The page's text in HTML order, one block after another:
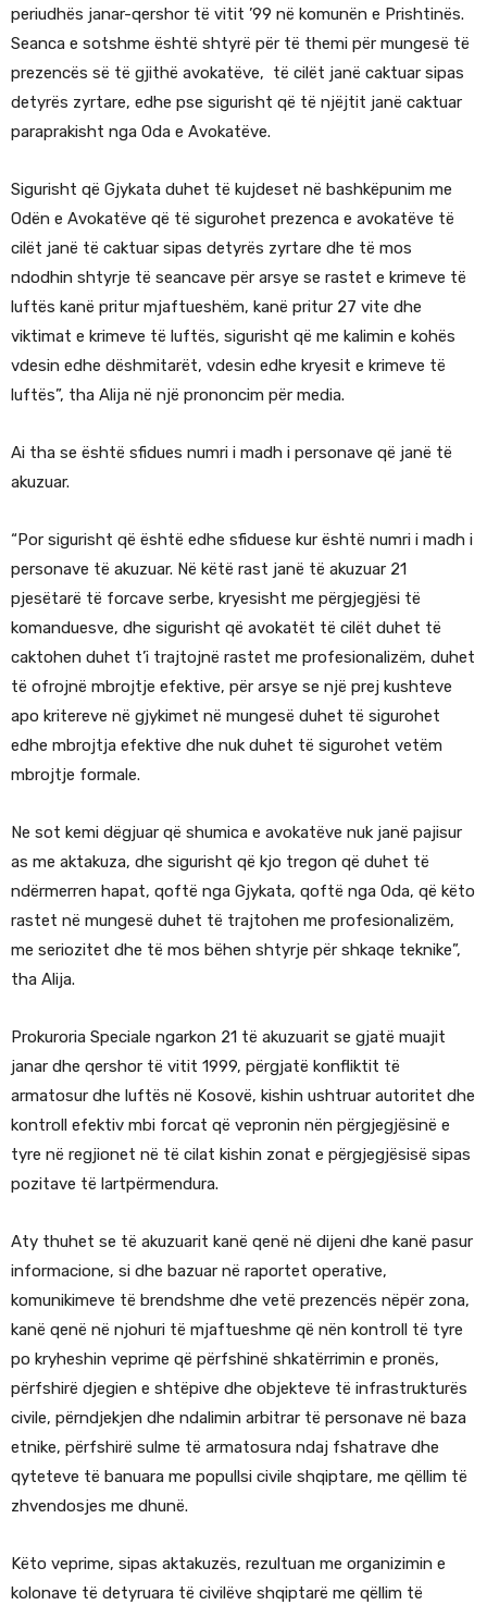
periudhës janar-qershor të vitit ’99 në komunën e Prishtinës.
Seanca e sotshme është shtyrë për të themi për mungesë të
prezencës së të gjithë avokatëve, të cilët janë caktuar sipas
detyrës zyrtare, edhe pse sigurisht që të njëjtit janë caktuar
paraprakisht nga Oda e Avokatëve.
Sigurisht që Gjykata duhet të kujdeset në bashkëpunim me
Odën e Avokatëve që të sigurohet prezenca e avokatëve të
cilët janë të caktuar sipas detyrës zyrtare dhe të mos
ndodhin shtyrje të seancave për arsye se rastet e krimeve të
luftës kanë pritur mjaftueshëm, kanë pritur 27 vite dhe
viktimat e krimeve të luftës, sigurisht që me kalimin e kohës
vdesin edhe dëshmitarët, vdesin edhe kryesit e krimeve të
luftës”, tha Alija në një prononcim për media.
Ai tha se është sfidues numri i madh i personave që janë të
akuzuar.
“Por sigurisht që është edhe sfiduese kur është numri i madh i
personave të akuzuar. Në këtë rast janë të akuzuar 21
pjesëtarë të forcave serbe, kryesisht me përgjegjësi të
komanduesve, dhe sigurisht që avokatët të cilët duhet të
caktohen duhet t’i trajtojnë rastet me profesionalizëm, duhet
të ofrojnë mbrojtje efektive, për arsye se një prej kushteve
apo kritereve në gjykimet në mungesë duhet të sigurohet
edhe mbrojtja efektive dhe nuk duhet të sigurohet vetëm
mbrojtje formale.
Ne sot kemi dëgjuar që shumica e avokatëve nuk janë pajisur
as me aktakuza, dhe sigurisht që kjo tregon që duhet të
ndërmerren hapat, qoftë nga Gjykata, qoftë nga Oda, që këto
rastet në mungesë duhet të trajtohen me profesionalizëm,
me seriozitet dhe të mos bëhen shtyrje për shkaqe teknike”,
tha Alija.
Prokuroria Speciale ngarkon 21 të akuzuarit se gjatë muajit
janar dhe qershor të vitit 1999, përgjatë konfliktit të
armatosur dhe luftës në Kosovë, kishin ushtruar autoritet dhe
kontroll efektiv mbi forcat që vepronin nën përgjegjësinë e
tyre në regjionet në të cilat kishin zonat e përgjegjësisë sipas
pozitave të lartpërmendura.
Aty thuhet se të akuzuarit kanë qenë në dijeni dhe kanë pasur
informacione, si dhe bazuar në raportet operative,
komunikimeve të brendshme dhe vetë prezencës nëpër zona,
kanë qenë në njohuri të mjaftueshme që nën kontroll të tyre
po kryheshin veprime që përfshinë shkatërrimin e pronës,
përfshirë djegien e shtëpive dhe objekteve të infrastrukturës
civile, përndjekjen dhe ndalimin arbitrar të personave në baza
etnike, përfshirë sulme të armatosura ndaj fshatrave dhe
qyteteve të banuara me popullsi civile shqiptare, me qëllim të
zhvendosjes me dhunë.
Këto veprime, sipas aktakuzës, rezultuan me organizimin e
kolonave të detyruara të civilëve shqiptarë me qëllim të